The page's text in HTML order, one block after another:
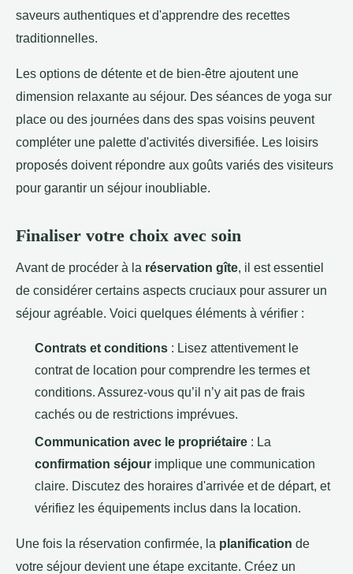
saveurs authentiques et d'apprendre des recettes
traditionnelles.
Les options de détente et de bien-être ajoutent une
dimension relaxante au séjour. Des séances de yoga sur
place ou des journées dans des spas voisins peuvent
compléter une palette d'activités diversifiée. Les loisirs
proposés doivent répondre aux goûts variés des visiteurs
pour garantir un séjour inoubliable.
Finaliser votre choix avec soin
Avant de procéder à la réservation gîte, il est essentiel
de considérer certains aspects cruciaux pour assurer un
séjour agréable. Voici quelques éléments à vérifier :
Contrats et conditions : Lisez attentivement le
contrat de location pour comprendre les termes et
conditions. Assurez-vous qu’il n’y ait pas de frais
cachés ou de restrictions imprévues.
Communication avec le propriétaire : La
confirmation séjour implique une communication
claire. Discutez des horaires d'arrivée et de départ, et
vérifiez les équipements inclus dans la location.
Une fois la réservation confirmée, la planification de
votre séjour devient une étape excitante. Créez un